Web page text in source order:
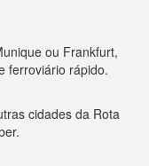
ou Frankfurt,
ferroviário rápido.
cidades da Rota